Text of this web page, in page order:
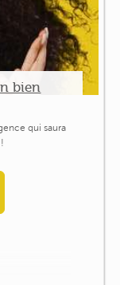
bien
qui saura